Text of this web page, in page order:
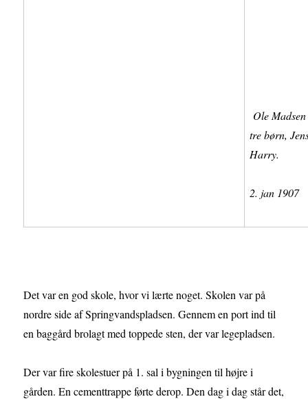
Ole
tre børn,
Harry.
2. jan 1907
Det var en god skole, hvor vi lærte noget. Skolen var på
nordre side af Springvandspladsen. Gennem en port ind til
en baggård brolagt med toppede sten, der var legepladsen.
Der var fire skolestuer på 1. sal i bygningen til højre i
gården. En cementtrappe førte derop. Den dag i dag står det,